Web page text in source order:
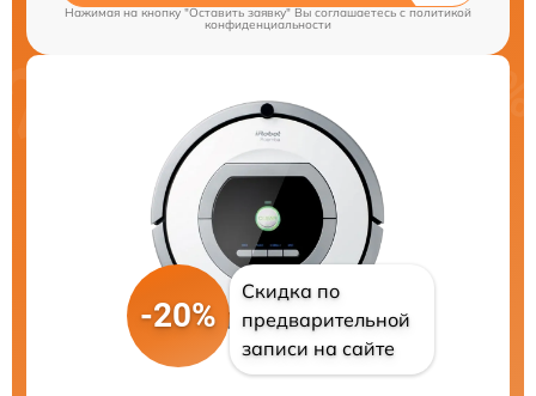
Нажимая на кнопку "Оставить заявку" Вы соглашаетесь cполитикой
конфиденциальности
-20%
Скидка по
предварительной
записи на сайте